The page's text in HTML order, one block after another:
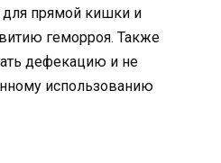
прямой кишки и
геморроя. Также
дефекацию и не
использованию